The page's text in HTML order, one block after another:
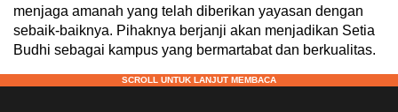
menjaga amanah yang telah diberikan yayasan dengan
sebaik-baiknya. Pihaknya berjanji akan menjadikan Setia
Budhi sebagai kampus yang bermartabat dan berkualitas.